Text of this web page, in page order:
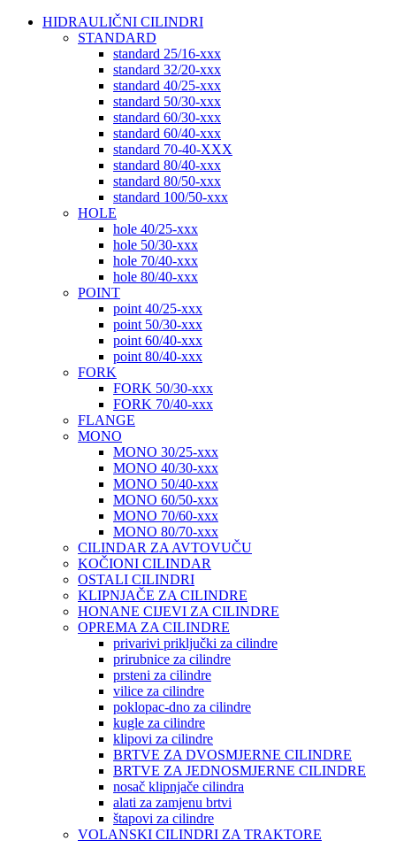
HIDRAULIČNI CILINDRI
STANDARD
standard 25/16-xxx
standard 32/20-xxx
standard 40/25-xxx
standard 50/30-xxx
standard 60/30-xxx
standard 60/40-xxx
standard 70-40-XXX
standard 80/40-xxx
standard 80/50-xxx
standard 100/50-xxx
HOLE
hole 40/25-xxx
hole 50/30-xxx
hole 70/40-xxx
hole 80/40-xxx
POINT
point 40/25-xxx
point 50/30-xxx
point 60/40-xxx
point 80/40-xxx
FORK
FORK 50/30-xxx
FORK 70/40-xxx
FLANGE
MONO
MONO 30/25-xxx
MONO 40/30-xxx
MONO 50/40-xxx
MONO 60/50-xxx
MONO 70/60-xxx
MONO 80/70-xxx
CILINDAR ZA AVTOVUČU
KOČIONI CILINDAR
OSTALI CILINDRI
KLIPNJAČE ZA CILINDRE
HONANE CIJEVI ZA CILINDRE
OPREMA ZA CILINDRE
privarivi priključki za cilindre
prirubnice za cilindre
prsteni za cilindre
vilice za cilindre
poklopac-dno za cilindre
kugle za cilindre
klipovi za cilindre
BRTVE ZA DVOSMJERNE CILINDRE
BRTVE ZA JEDNOSMJERNE CILINDRE
nosač klipnjače cilindra
alati za zamjenu brtvi
štapovi za cilindre
VOLANSKI CILINDRI ZA TRAKTORE